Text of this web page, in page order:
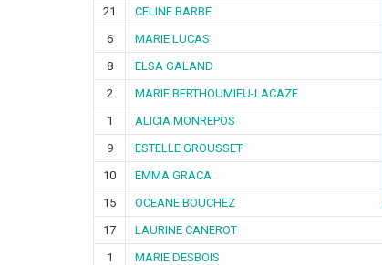
21
CELINE BARBE
6
MARIE LUCAS
8
ELSA GALAND
2
MARIE BERTHOUMIEU-LACAZE
1
ALICIA MONREPOS
9
ESTELLE GROUSSET
10
EMMA GRACA
15
OCEANE BOUCHEZ
17
LAURINE CANEROT
1
MARIE DESBOIS